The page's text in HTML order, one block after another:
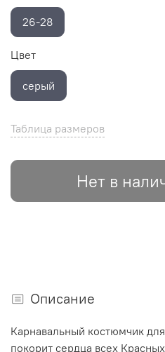
Таблица размеров
Нет в
26-28
Цвет
серый
Описание
Карнавальный костюмчик
покорит сердца всех